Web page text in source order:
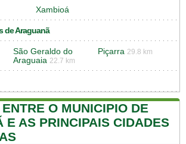
Xambioá
de Araguanã
São Geraldo do
Araguaia 22.7 km
Piçarra 29.8 km
O MUNICIPIO DE
E AS PRINCIPAIS CIDADES